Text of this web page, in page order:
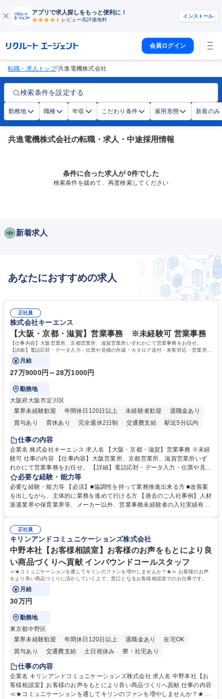
アプリで求人探しをもっと便利に！
レビュー高評価無料
インストール
会員ログイン
転職・求人トップ/共進電機株式会社
検索条件を設定する
勤務地 職種 年収 こだわり条件 雇用形態 新着のみ
共進電機株式会社の転職・求人・中途採用情報
条件に合った求人が 0件でした
検索条件を緩めて、再度検索してください
新着求人
あなたにおすすめの求人
正社員
株式会社キーエンス
【大阪・京都・滋賀】営業事務 ※未経験可 営業事務
【仕事内容】大阪営業所、京都営業所、滋賀営業所いずれかにて営業事務をお任せ。
【詳細】電話応対・データ入力・伝票や見積の作成・カタログ送付・来客対応・営業所内
で発生する事務業務や業務改善をお任せ。
月給
27万9000円～28万1000円
勤務地
大阪府大阪市淀川区
業界未経験歓迎
年間休日120日以上 未経験者歓迎
退職金あり
賞与あり
育休あり 完全週休2日制 交通費支給
駅近5分以内
土日祝休み
仕事の内容
企業名 株式会社キーエンス 求人名 【大阪・京都・滋賀】営業事務 ※未経
験可 仕事の内容 【仕事内容】大阪営業所、京都営業所、滋賀営業所いず
れかにて営業事務をお任せ。 【詳細】電話応対・データ入力・伝票や見積
の作成・カタログ送付・来客対応・営業所内で発生する事務業務や業務改
善をお任せ。 【教育制度】ご入社後、育成担当とペアになりながらOJTに
て業務を覚えていただくことが可能です。業務システムがきちんと構築さ
れているため、スムーズに仕事に慣れることができる環境です。また、
募集職種 【大阪・京都・滋賀】営業事務 ※未経験可
必要な経験・能力等
必要な経験・能力等 【必須】■協調性を持って業務推進出来る方 ■改善案
を出しながら、主体的に業務を進めて行ける方 【過去のご入社事例】人材
派遣業界や保育業界等、メーカー以外、営業事務未経験者の入社実績有
えて、お客様や社員の状況に合わせ、能動的なサポート、改善の動きも期
待され。組織を支えるスペシャリストとして、チームに貢献し、結果的に
社員から頼られる存在になることができます。平均19:30の退勤以降の業
務の持ち帰りも禁止されており、メリハリのある働き方となります。 学
歴・資格 学歴：大学院 大学 高専 短大 語学力： 資格：
正社員
キリンアンドコミュニケーションズ株式会社
中野本社【お客様相談室】お客様のお声をもとにより良
い商品づくりへ貢献 インバウンドコールスタッフ
≪★コミュニケーションを通してキリンのファンを増やしませんか？★≫ お客様のお声
をより良い商品づくりに活かしていく上で、窓口となるお客様相談室でのお仕事です。
月給
30万円
勤務地
東京都中野区
業界未経験歓迎
年間休日120日以上 退職金あり
在宅OK
賞与あり
交通費支給 土日祝休み 寮・社宅あり
仕事の内容
企業名 キリンアンドコミュニケーションズ株式会社 求人名 中野本社【お
客様相談室】お客様のお声をもとにより良い商品づくりへ貢献 仕事の内容
≪★コミュニケーションを通してキリンのファンを増やしませんか？★≫